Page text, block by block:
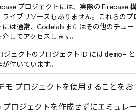
プロジェクトには、実際の Firebase
ライブリソースもありません。これらのプ
には通常、Codelab またはその他のチュー
介してアクセスします。
ジェクトのプロジェクト ID には demo-
付いています。
モ プロジェクトを使用することをお
プロジェクトを作成せずにエミュレ